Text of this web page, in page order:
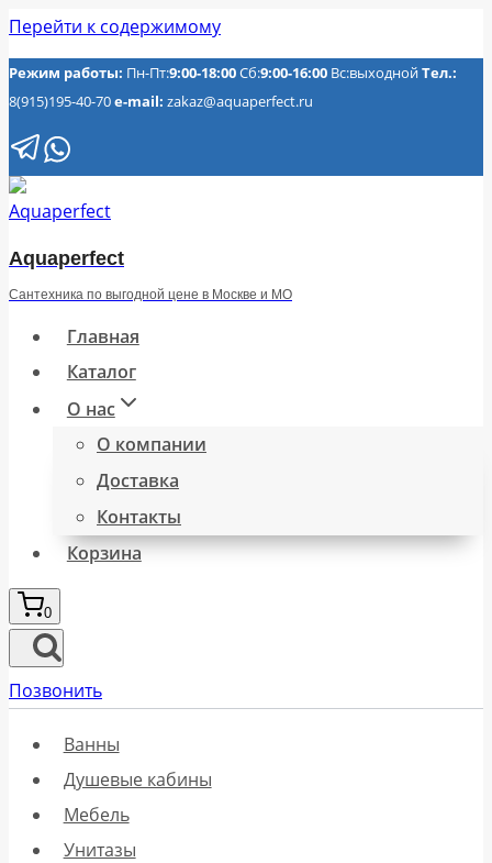
Перейти к содержимому
Режим работы: Пн-Пт:9:00-18:00Сб:9:00-16:00 Вс:выходнойТел.:
8(915)195-40-70e-mail: zakaz@aquaperfect.ru
Aquaperfect
Сантехника по выгодной цене в Москве и МО
Главная
Каталог
О нас
О компании
Доставка
Контакты
Корзина
0
Позвонить
Ванны
Душевые кабины
Мебель
Унитазы